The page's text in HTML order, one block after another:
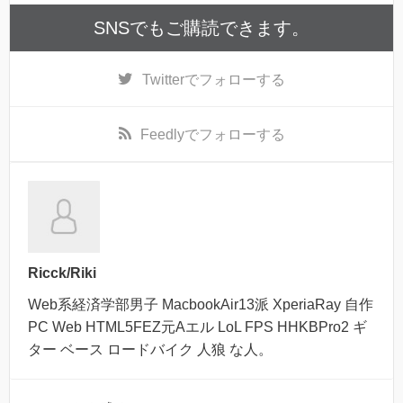
SNSでもご購読できます。
Twitterでフォローする
Feedlyでフォローする
Ricck/Riki
Web系経済学部男子 MacbookAir13派 XperiaRay 自作
PC Web HTML5FEZ元Aエル LoL FPS HHKBPro2 ギ
ター ベース ロードバイク 人狼 な人。